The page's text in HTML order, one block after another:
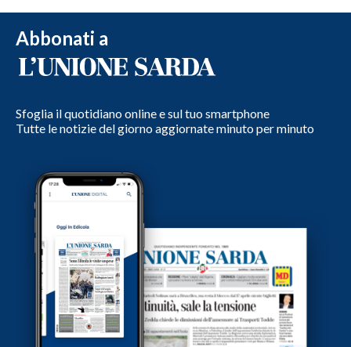
Abbonati a
Sfoglia il quotidiano online e sul tuo smartphone
Tutte le notizie del giorno aggiornate minuto per minuto